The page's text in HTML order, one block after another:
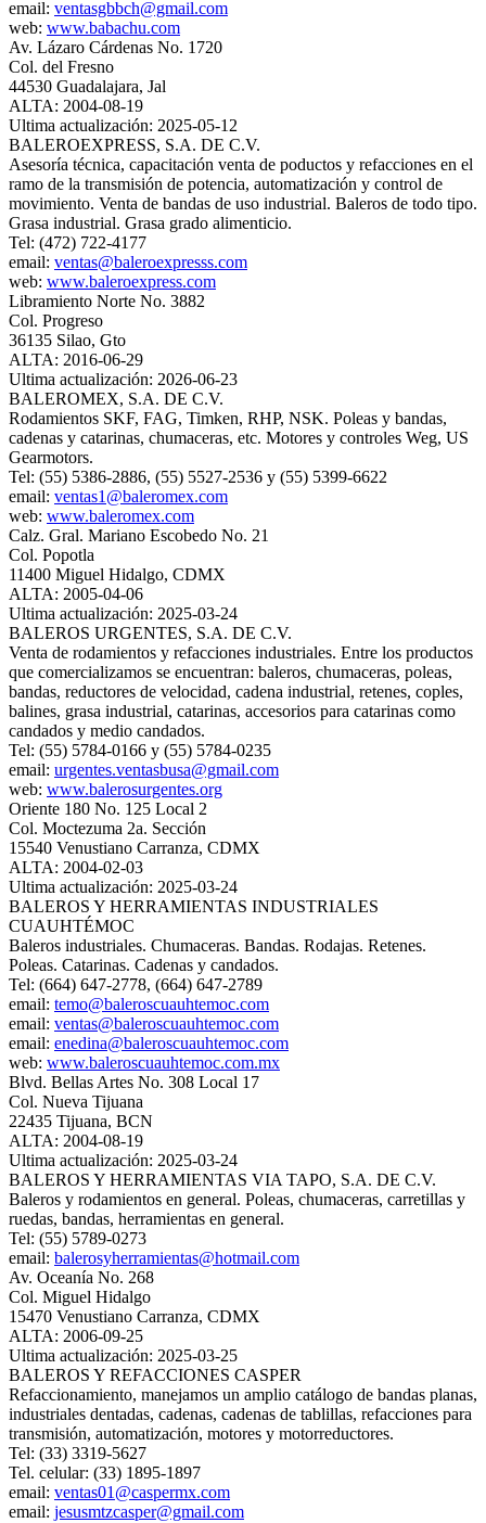
email: ventasgbbch@gmail.com
web: www.babachu.com
Av. Lázaro Cárdenas No. 1720
Col. del Fresno
44530 Guadalajara, Jal
ALTA: 2004-08-19
Ultima actualización: 2025-05-12
BALEROEXPRESS, S.A. DE C.V.
Asesoría técnica, capacitación venta de poductos y refacciones en el
ramo de la transmisión de potencia, automatización y control de
movimiento. Venta de bandas de uso industrial. Baleros de todo tipo.
Grasa industrial. Grasa grado alimenticio.
Tel: (472) 722-4177
email: ventas@baleroexpresss.com
web: www.baleroexpress.com
Libramiento Norte No. 3882
Col. Progreso
36135 Silao, Gto
ALTA: 2016-06-29
Ultima actualización: 2026-06-23
BALEROMEX, S.A. DE C.V.
Rodamientos SKF, FAG, Timken, RHP, NSK. Poleas y bandas,
cadenas y catarinas, chumaceras, etc. Motores y controles Weg, US
Gearmotors.
Tel: (55) 5386-2886, (55) 5527-2536 y (55) 5399-6622
email: ventas1@baleromex.com
web: www.baleromex.com
Calz. Gral. Mariano Escobedo No. 21
Col. Popotla
11400 Miguel Hidalgo, CDMX
ALTA: 2005-04-06
Ultima actualización: 2025-03-24
BALEROS URGENTES, S.A. DE C.V.
Venta de rodamientos y refacciones industriales. Entre los productos
que comercializamos se encuentran: baleros, chumaceras, poleas,
bandas, reductores de velocidad, cadena industrial, retenes, coples,
balines, grasa industrial, catarinas, accesorios para catarinas como
candados y medio candados.
Tel: (55) 5784-0166 y (55) 5784-0235
email: urgentes.ventasbusa@gmail.com
web: www.balerosurgentes.org
Oriente 180 No. 125 Local 2
Col. Moctezuma 2a. Sección
15540 Venustiano Carranza, CDMX
ALTA: 2004-02-03
Ultima actualización: 2025-03-24
BALEROS Y HERRAMIENTAS INDUSTRIALES
CUAUHTÉMOC
Baleros industriales. Chumaceras. Bandas. Rodajas. Retenes.
Poleas. Catarinas. Cadenas y candados.
Tel: (664) 647-2778, (664) 647-2789
email: temo@baleroscuauhtemoc.com
email: ventas@baleroscuauhtemoc.com
email: enedina@baleroscuauhtemoc.com
web: www.baleroscuauhtemoc.com.mx
Blvd. Bellas Artes No. 308 Local 17
Col. Nueva Tijuana
22435 Tijuana, BCN
ALTA: 2004-08-19
Ultima actualización: 2025-03-24
BALEROS Y HERRAMIENTAS VIA TAPO, S.A. DE C.V.
Baleros y rodamientos en general. Poleas, chumaceras, carretillas y
ruedas, bandas, herramientas en general.
Tel: (55) 5789-0273
email: balerosyherramientas@hotmail.com
Av. Oceanía No. 268
Col. Miguel Hidalgo
15470 Venustiano Carranza, CDMX
ALTA: 2006-09-25
Ultima actualización: 2025-03-25
BALEROS Y REFACCIONES CASPER
Refaccionamiento, manejamos un amplio catálogo de bandas planas,
industriales dentadas, cadenas, cadenas de tablillas, refacciones para
transmisión, automatización, motores y motorreductores.
Tel: (33) 3319-5627
Tel. celular: (33) 1895-1897
email: ventas01@caspermx.com
email: jesusmtzcasper@gmail.com